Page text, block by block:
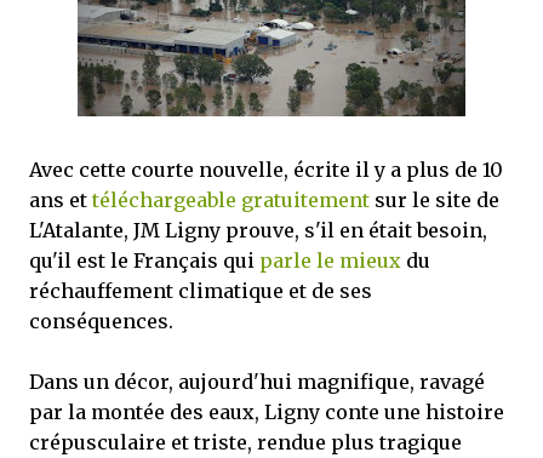
satisfaits, bien sûr...
Avec cette courte nouvelle, écrite il y a plus de 10
ans ettéléchargeable gratuitement sur le site de
L'Atalante, JM Ligny prouve, s'il en était besoin,
qu'il est le Français qui parle le mieux du
réchauffement climatique et de ses
conséquences.
Dans un décor, aujourd'hui magnifique, ravagé
par la montée des eaux, Ligny conte une histoire
crépusculaire et triste, rendue plus tragique